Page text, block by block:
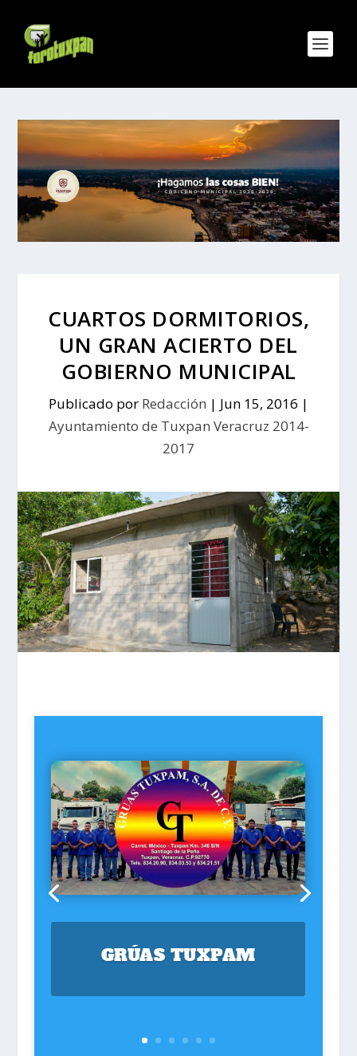
CUARTOS DORMITORIOS,
UN GRAN ACIERTO DEL
GOBIERNO MUNICIPAL
Publicado por Redacción | Jun 15, 2016 |
Ayuntamiento de Tuxpan Veracruz 2014-
2017
GRÚAS TUXPAM